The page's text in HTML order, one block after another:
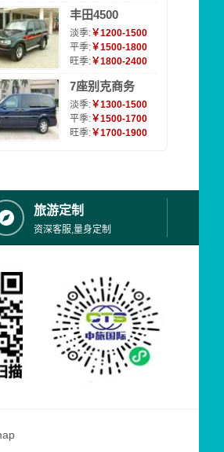
丰田4500
淡季:￥1200-1500
平季:￥1500-1800
旺季:￥1800-2400
7座别克商务
淡季:￥1300-1500
平季:￥1500-1700
旺季:￥1700-1900
旅游定制
资深客服,量身定制